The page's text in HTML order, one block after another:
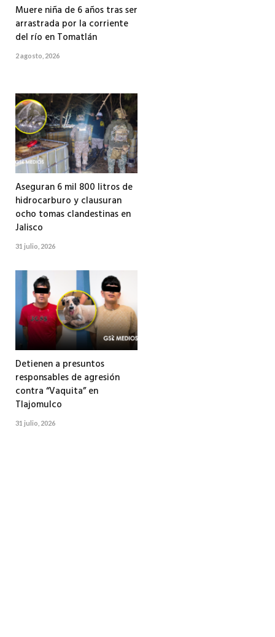
Muere niña de 6 años tras ser
arrastrada por la corriente
del río en Tomatlán
2 agosto, 2026
Aseguran 6 mil 800 litros de
hidrocarburo y clausuran
ocho tomas clandestinas en
Jalisco
31 julio, 2026
Detienen a presuntos
responsables de agresión
contra “Vaquita” en
Tlajomulco
31 julio, 2026